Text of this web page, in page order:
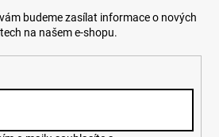
budeme zasílat informace o nových
na našem e-shopu.